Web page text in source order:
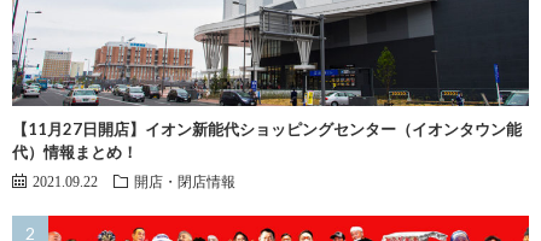
【11月27日開店】イオン新能代ショッピングセンター（イオンタウン能
代）情報まとめ！
2021.09.22 開店・閉店情報